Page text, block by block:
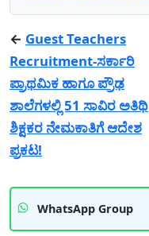
← Guest Teachers
Recruitment-ಸರ್ಕಾರಿ
ಪ್ರಾಥಮಿಕ ಹಾಗೂ ಪ್ರೌಢ
ಶಾಲೆಗಳಲ್ಲಿ 51 ಸಾವಿರ ಅತಿಥಿ
ಶಿಕ್ಷಕರ ನೇಮಕಾತಿಗೆ ಆದೇಶ
ಪ್ರಕಟ!
WhatsApp Group